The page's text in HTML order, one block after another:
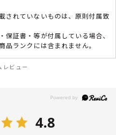
されていないものは、原則付属致
保証書・等が付属している場合、
品ランクには含まれません。
レビュー
4.8